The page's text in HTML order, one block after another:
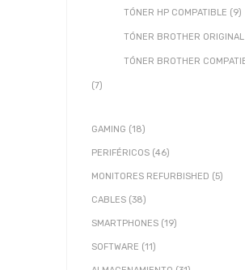
TÓNER HP COMPATIBLE (9)
TÓNER BROTHER
TÓNER BROTHER
(7)
GAMING (18)
PERIFÉRICOS (46)
MONITORES REFURBISHED (5)
CABLES (38)
SMARTPHONES (19)
SOFTWARE (11)